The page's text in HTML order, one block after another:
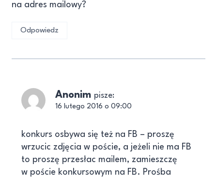
na adres mailowy?
Odpowiedz
Anonim pisze:
16 lutego 2016 o 09:00
konkurs osbywa się też na FB – proszę
wrzucic zdjęcia w poście, a jeżeli nie ma FB
to proszę przesłac mailem, zamieszczę
w poście konkursowym na FB. Prośba